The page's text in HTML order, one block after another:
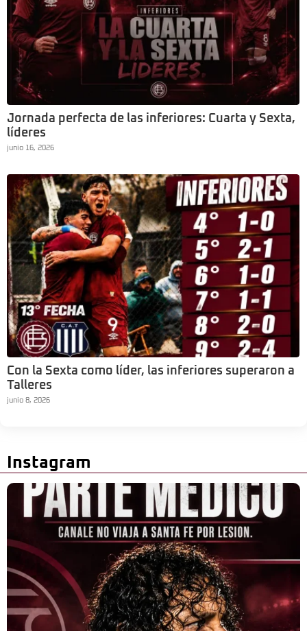
Jornada perfecta de las inferiores: Cuarta y Sexta,
líderes
junio 16, 2026
Con la Sexta como líder, las inferiores superaron a
Talleres
junio 8, 2026
Instagram